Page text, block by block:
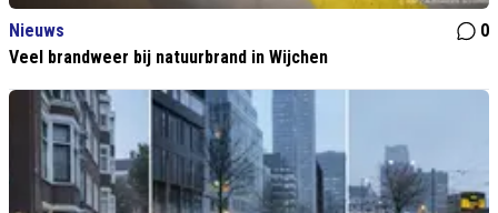
Nieuws
0
Veel brandweer bij natuurbrand in Wijchen